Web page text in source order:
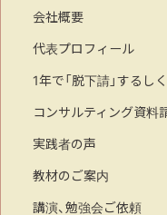
会社概要
代表プロフィール
1年で「脱下請」するし
コンサルティング資料
実践者の声
教材のご案内
講演、勉強会ご依頼